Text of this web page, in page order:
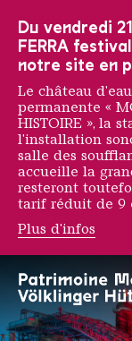
Kitra
Du vendredi
FERRA
notre site en
Le château
permanente «
HISTOIRE », la
l'installation
salle des
accueille la
resteront
tarif réduit de 9
Plus d'infos